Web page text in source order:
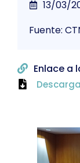
13/03/
Fuente:
Enlace a